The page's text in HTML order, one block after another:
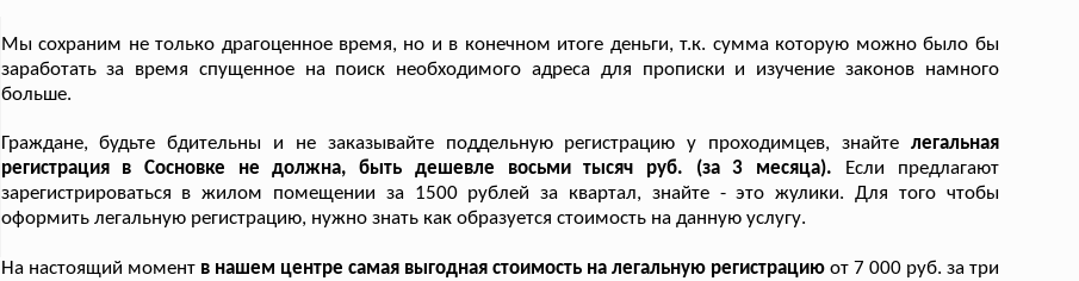
Мы сохраним не только драгоценное время, но и в конечном итоге деньги, т.к. сумма которую можно было бы
заработать за время спущенное на поиск необходимого адреса для прописки и изучение законов намного
больше.
Граждане, будьте бдительны и не заказывайте поддельную регистрацию у проходимцев, знайте легальная
регистрация в Сосновке не должна, быть дешевле восьми тысяч руб. (за 3 месяца).
Если предлагают
зарегистрироваться в жилом помещении за 1500 рублей за квартал, знайте - это жулики. Для того чтобы
оформить легальную регистрацию, нужно знать как образуется стоимость на данную услугу.
На настоящий моментв нашем центре самая выгодная стоимость на легальную регистрацию от 7 000 руб. за три